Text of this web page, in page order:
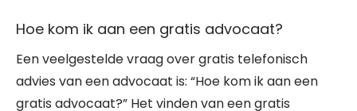
Hoe kom ik aan een gratis advocaat?
Een veelgestelde vraag over gratis telefonisch
advies van een advocaat is: “Hoe kom ik aan een
gratis advocaat?” Het vinden van een gratis